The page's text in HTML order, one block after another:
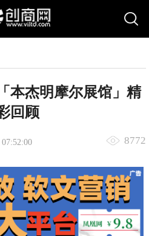
本杰明摩尔展馆」精
回顾
8772